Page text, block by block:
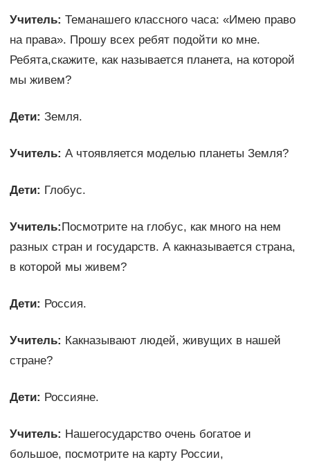
Учитель: Теманашего классного часа: «Имею право
на права». Прошу всех ребят подойти ко мне.
Ребята,скажите, как называется планета, на которой
мы живем?
Дети: Земля.
Учитель: А чтоявляется моделью планеты Земля?
Дети: Глобус.
Учитель: Посмотрите на глобус, как много на нем
разных стран и государств. А какназывается страна,
в которой мы живем?
Дети: Россия.
Учитель: Какназывают людей, живущих в нашей
стране?
Дети: Россияне.
Учитель: Нашегосударство очень богатое и
большое, посмотрите на карту России,